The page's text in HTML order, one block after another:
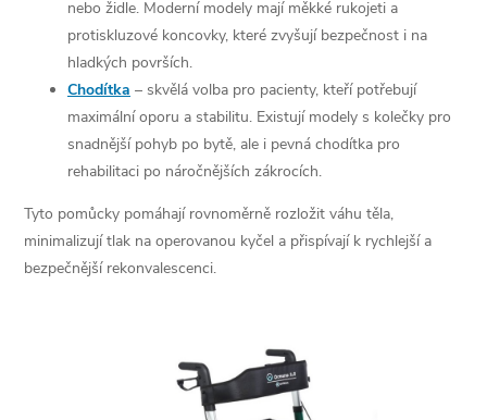
nebo židle. Moderní modely mají měkké rukojeti a
protiskluzové koncovky, které zvyšují bezpečnost i na
hladkých površích.
Chodítka – skvělá volba pro pacienty, kteří potřebují
maximální oporu a stabilitu. Existují modely s kolečky pro
snadnější pohyb po bytě, ale i pevná chodítka pro
rehabilitaci po náročnějších zákrocích.
Tyto pomůcky pomáhají rovnoměrně rozložit váhu těla,
minimalizují tlak na operovanou kyčel a přispívají k rychlejší a
bezpečnější rekonvalescenci.